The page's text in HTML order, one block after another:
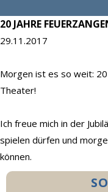
20 JAHRE
29.11.2017
Morgen ist es so weit:
Theater!
Ich freue mich in der
spielen dürfen und
können.